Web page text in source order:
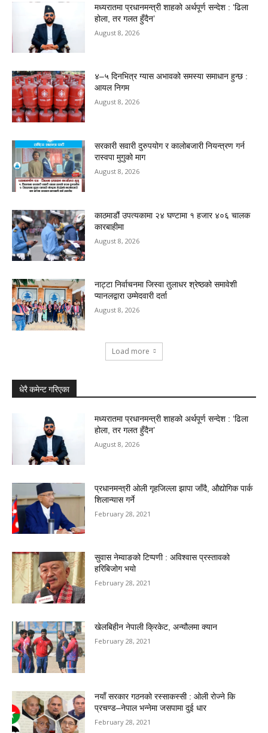
मध्यरातमा प्रधानमन्त्री शाहको अर्थपूर्ण सन्देश : ‘ढिला
होला, तर गलत हुँदैन’
August 8, 2026
४–५ दिनभित्र ग्यास अभावको समस्या समाधान हुन्छ :
आयल निगम
August 8, 2026
सरकारी सवारी दुरुपयोग र कालोबजारी नियन्त्रण गर्न
रास्वपा मुगुको माग
August 8, 2026
काठमाडौं उपत्यकामा २४ घण्टामा १ हजार ४०६ चालक
कारबाहीमा
August 8, 2026
नाट्टा निर्वाचनमा जिस्वा तुलाधर श्रेष्ठको समावेशी
प्यानलद्वारा उम्मेदवारी दर्ता
August 8, 2026
Load more
धेरै कमेन्ट गरिएका
मध्यरातमा प्रधानमन्त्री शाहको अर्थपूर्ण सन्देश : ‘ढिला
होला, तर गलत हुँदैन’
August 8, 2026
प्रधानमन्त्री ओली गृहजिल्ला झापा जाँदै, औद्योगिक पार्क
शिलान्यास गर्ने
February 28, 2021
सुवास नेम्वाङको टिप्पणी : अविश्वास प्रस्तावको
हरिबिजोग भयो
February 28, 2021
खेलबिहीन नेपाली क्रिकेट, अन्यौलमा क्यान
February 28, 2021
नयाँ सरकार गठनको रस्साकस्सी : ओली रोज्ने कि
प्रचण्ड–नेपाल भन्नेमा जसपामा दुई धार
February 28, 2021